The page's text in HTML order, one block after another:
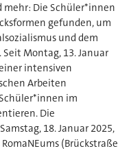
Die Schüler*innen
gefunden, um
und dem
Montag, 13. Januar
intensiven
Arbeiten
im
Die
18. Januar 2025,
(Brückstraße